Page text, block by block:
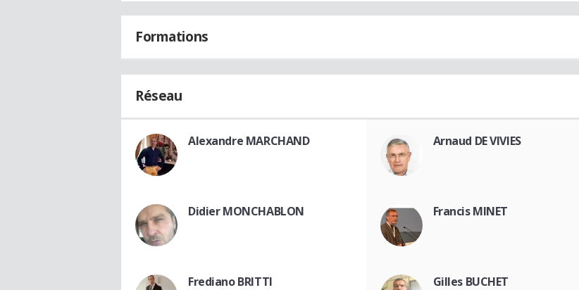
Formations
Réseau
Alexandre MARCHAND Arnaud DE VIVIES
Didier MONCHABLON Francis MINET
Frediano BRITTI Gilles BUCHET